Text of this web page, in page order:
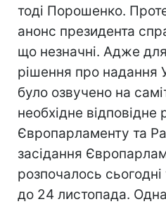
тоді Порошенко.
анонс президента
що незначні. Адже
рішення про надання
було озвучено на
необхідне відповідне
Європарламенту та
засідання
розпочалось
до 24 листопада.